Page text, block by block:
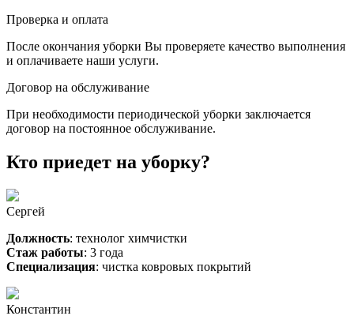
Проверка и оплата
После окончания уборки Вы проверяете качество выполнения
и оплачиваете наши услуги.
Договор на обслуживание
При необходимости периодической уборки заключается
договор на постоянное обслуживание.
Кто приедет на уборку?
Сергей
Должность: технолог химчистки
Стаж работы: 3 года
Специализация: чистка ковровых покрытий
Константин